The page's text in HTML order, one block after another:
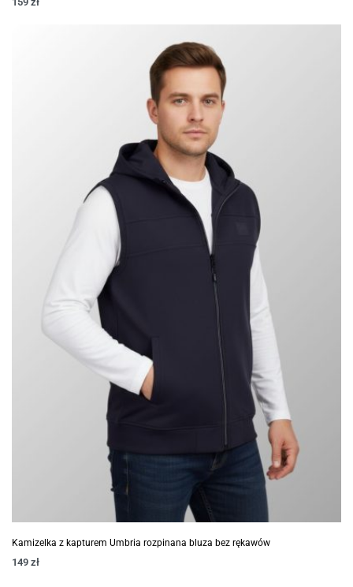
Kamizelka z kapturem Umbria rozpinana bluza bez rękawów
149 zł